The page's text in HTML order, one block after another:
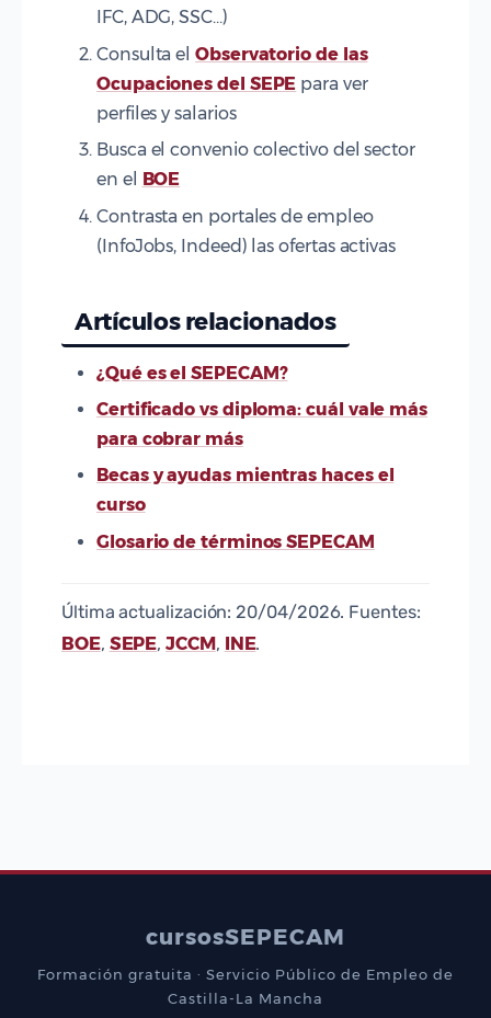
IFC, ADG, SSC…)
Consulta elObservatorio de las
Ocupaciones del SEPE para ver
perfiles y salarios
Busca el convenio colectivo del sector
en el
BOE
Contrasta en portales de empleo
(InfoJobs, Indeed) las ofertas activas
Artículos relacionados
¿Qué es el SEPECAM?
Certificado vs diploma: cuál vale más
para cobrar más
Becas y ayudas mientras haces el
curso
Glosario de términos SEPECAM
Última actualización: 20/04/2026. Fuentes:
BOE, SEPE,JCCM, INE.
cursosSEPECAM
Formación gratuita · Servicio Público de Empleo de
Castilla-La Mancha